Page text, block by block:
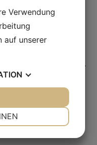
Verwendung
auf unserer